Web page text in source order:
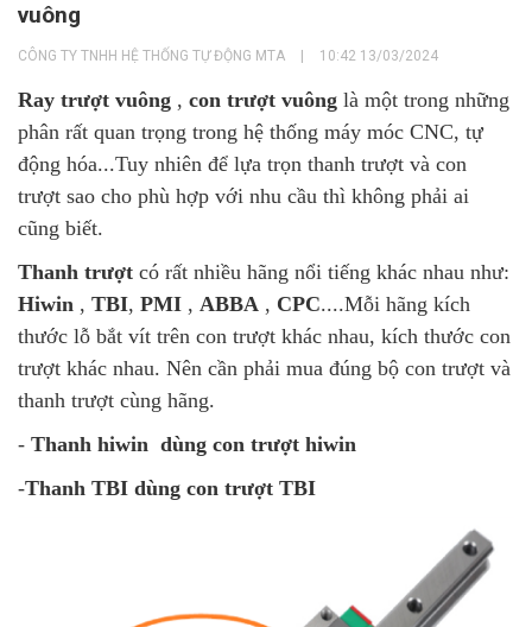
vuông
CÔNG TY TNHH HỆ THỐNG TỰ ĐỘNG MTA 10:42 13/03/2024
Ray trượt vuông , con trượt vuông là một trong những
phân rất quan trọng trong hệ thống máy móc CNC, tự
động hóa...Tuy nhiên để lựa trọn thanh trượt và con
trượt sao cho phù hợp với nhu cầu thì không phải ai
cũng biết.
Thanh trượt có rất nhiều hãng nổi tiếng khác nhau như:
Hiwin , TBI, PMI , ABBA , CPC....Mỗi hãng kích
thước lỗ bắt vít trên con trượt khác nhau, kích thước con
trượt khác nhau. Nên cần phải mua đúng bộ con trượt và
thanh trượt cùng hãng.
- Thanh hiwin dùng con trượt hiwin
-Thanh TBI dùng con trượt TBI